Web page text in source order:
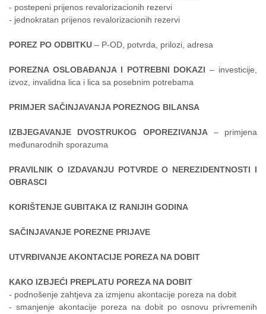
- postepeni prijenos revalorizacionih rezervi
- jednokratan prijenos revalorizacionih rezervi
POREZ PO ODBITKU – P-OD, potvrda, prilozi, adresa
POREZNA OSLOBAĐANJA I POTREBNI DOKAZI– investicije,
izvoz, invalidna lica i lica sa posebnim potrebama
PRIMJER SAČINJAVANJA POREZNOG BILANSA
IZBJEGAVANJE DVOSTRUKOG OPOREZIVANJA– primjena
međunarodnih sporazuma
PRAVILNIK O IZDAVANJU POTVRDE O NEREZIDENTNOSTI I
OBRASCI
KORIŠTENJE GUBITAKA IZ RANIJIH GODINA
SAČINJAVANJE POREZNE PRIJAVE
UTVRĐIVANJE AKONTACIJE POREZA NA DOBIT
KAKO IZBJEĆI PREPLATU POREZA NA DOBIT
- podnošenje zahtjeva za izmjenu akontacije poreza na dobit
- smanjenje akontacije poreza na dobit po osnovu privremenih